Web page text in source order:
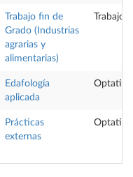
Trabajo fin de
Grado (Industrias
agrarias y
alimentarias)
Trabajo
Edafología
aplicada
Optativa
Prácticas
externas
Optativa